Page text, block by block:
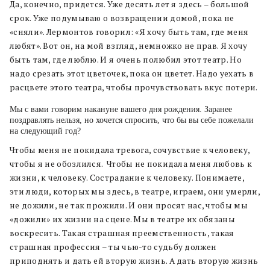
Да, конечно, придется. Уже десять лет я здесь – большой
срок. Уже подумываю о возвращении домой, пока не
«сняли». Лермонтов говорил: «Я хочу быть там, где меня
любят». Вот он, на мой взгляд, немножко не прав. Я хочу
быть там, где люблю. И я очень полюбил этот театр. Но
надо срезать этот цветочек, пока он цветет. Надо уехать в
расцвете этого театра, чтобы прочувствовать вкус потери.
Мы с вами говорим накануне вашего дня рождения. Заранее
поздравлять нельзя, но хочется спросить, что бы вы себе пожелали
на следующий год?
Чтобы меня не покидала тревога, сочувствие к человеку,
чтобы я не обозлился. Чтобы не покидала меня любовь к
жизни, к человеку. Сострадание к человеку. Понимаете,
эти люди, которых мы здесь, в театре, играем, они умерли,
не дожили, не так прожили. И они просят нас, чтобы мы
«дожили» их жизни на сцене. Мы в театре их обязаны
воскресить. Такая страшная преемственность, такая
страшная профессия – ты чью-то судьбу должен
приподнять и дать ей вторую жизнь. А дать вторую жизнь